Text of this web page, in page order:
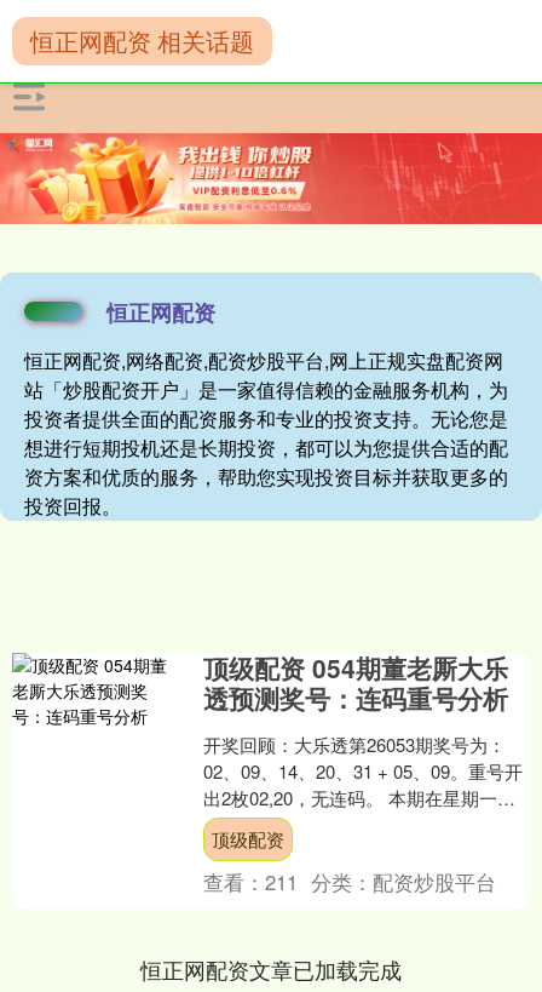
恒正网配资
恒正网配资,网络配资,配资炒股平台,网上正规实盘配资网
站「炒股配资开户」是一家值得信赖的金融服务机构，为
投资者提供全面的配资服务和专业的投资支持。无论您是
想进行短期投机还是长期投资，都可以为您提供合适的配
资方案和优质的服务，帮助您实现投资目标并获取更多的
投资回报。
恒正网配资 相关话题
顶级配资 054期董老厮大乐
透预测奖号：连码重号分析
开奖回顾：大乐透第26053期奖号为：
02、09、14、20、31 + 05、09。重号开
出2枚02,20，无连码。 本期在星期一进
行开奖，根据上方【最近十个星....
顶级配资
查看：211 分类： 配资炒股平台
恒正网配资文章已加载完成